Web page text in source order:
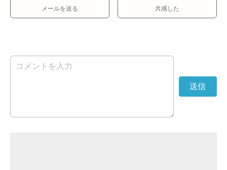
メールを送る 共感した